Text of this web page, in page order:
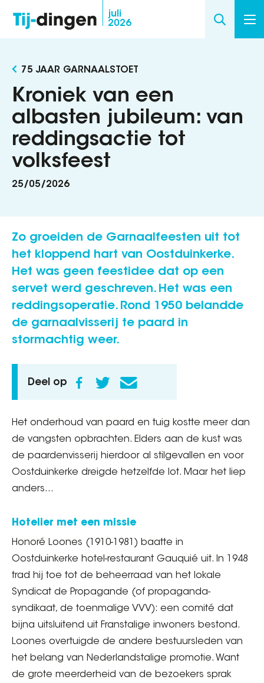
inhoud
gaan
juli
2026
75 JAAR GARNAALSTOET
Kroniek van een
albasten jubileum: van
reddingsactie tot
volksfeest
25/05/2026
Zo groeiden de Garnaalfeesten uit tot
het kloppend hart van Oostduinkerke.
Het was geen feestidee dat op een
servet werd geschreven. Het was een
reddingsoperatie. Rond 1950 belandde
de garnaalvisserij te paard in
stormachtig weer.
Deel op
Het onderhoud van paard en tuig kostte meer dan
de vangsten opbrachten. Elders aan de kust was
de paardenvisserij hierdoor al stilgevallen en voor
Oostduinkerke dreigde hetzelfde lot. Maar het liep
anders…
Hotelier met een missie
Honoré Loones (1910-1981) baatte in
Oostduinkerke hotel-restaurant Gauquié uit. In 1948
trad hij toe tot de beheerraad van het lokale
Syndicat de Propagande (of propaganda-
syndikaat, de toenmalige VVV): een comité dat
bijna uitsluitend uit Franstalige inwoners bestond.
Loones overtuigde de andere bestuursleden van
het belang van Nederlandstalige promotie. Want
de grote meerderheid van de bezoekers sprak